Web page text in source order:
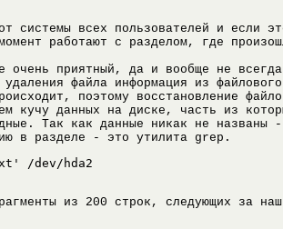
системы всех пользователей и если
работают с разделом, где
очень приятный, да и вообще не
файла информация из файлового
поэтому восстановление
кучу данных на диске, часть из
Так как данные никак не названы -
в разделе - это утилита grep.
/dev/hda2
из 200 строк, следующих за